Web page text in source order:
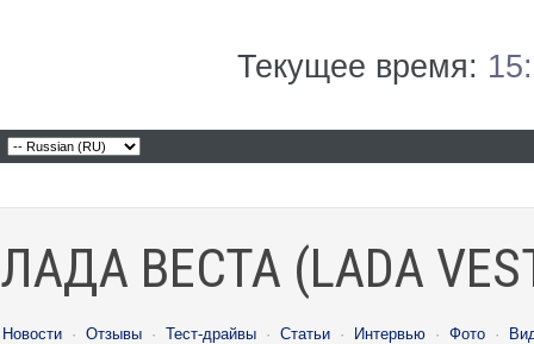
Текущее время:
ЛАДА ВЕСТА (LADA
Новости · Отзывы · Тест-драйвы · Статьи · Интервью · Фото ·